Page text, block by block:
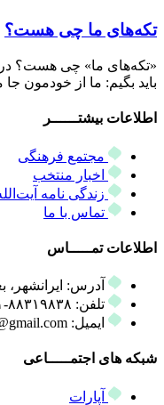
تکه‌های ما چی هست؟
«تکه‌های ما» چی هست؟ در
باید بگیم: ما از خودمون جا
اطلاعات بیشتــــــر
مجتمع فرهنگی
اخبار منتخب
زندگی نامه
تماس با ما
اطلاعات تمـــــاس
آدرس: ایرانشهر، بعد
تلفن: ۸۸۳۱۹۸۳۸-۰۲۱
ایمیل: zamanetaleghani@gmail.com
شبکه های اجتمـــــاعی
آپارات